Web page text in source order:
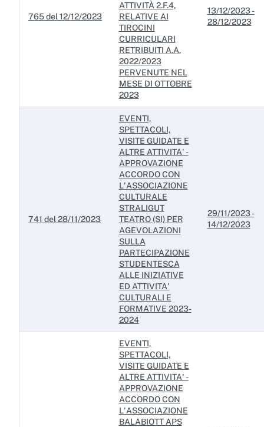
765 del 12/12/2023
ATTIVITÀ 2.F.4,
RELATIVE AI
TIROCINI
CURRICULARI
RETRIBUITI A.A.
2022/2023
PERVENUTE NEL
MESE DI OTTOBRE
2023
13/12/2023 -
28/12/2023
741 del 28/11/2023
EVENTI,
SPETTACOLI,
VISITE GUIDATE E
ALTRE ATTIVITA' -
APPROVAZIONE
ACCORDO CON
L'ASSOCIAZIONE
CULTURALE
STRALIGUT
TEATRO (SI) PER
AGEVOLAZIONI
SULLA
PARTECIPAZIONE
STUDENTESCA
ALLE INIZIATIVE
ED ATTIVITA'
CULTURALI E
FORMATIVE 2023-
2024
29/11/2023 -
14/12/2023
EVENTI,
SPETTACOLI,
VISITE GUIDATE E
ALTRE ATTIVITA' -
APPROVAZIONE
ACCORDO CON
L'ASSOCIAZIONE
BALABIOTT APS